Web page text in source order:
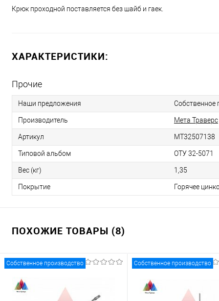
Крюк проходной поставляется без шайб и гаек.
ХАРАКТЕРИСТИКИ:
Прочие
Наши предложения Собственное
Производитель Мета Траверс
Артикул МТ32507138
Типовой альбом ОТУ 32-5071
Вес (кг) 1,35
Покрытие Горячее
ПОХОЖИЕ ТОВАРЫ (8)
Собственное производство Собственное производство